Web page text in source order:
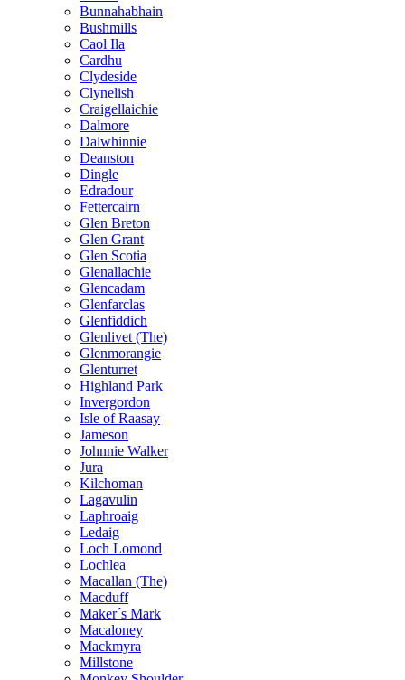
Bunnahabhain
Bushmills
Caol Ila
Cardhu
Clydeside
Clynelish
Craigellaichie
Dalmore
Dalwhinnie
Deanston
Dingle
Edradour
Fettercairn
Glen Breton
Glen Grant
Glen Scotia
Glenallachie
Glencadam
Glenfarclas
Glenfiddich
Glenlivet (The)
Glenmorangie
Glenturret
Highland Park
Invergordon
Isle of Raasay
Jameson
Johnnie Walker
Jura
Kilchoman
Lagavulin
Laphroaig
Ledaig
Loch Lomond
Lochlea
Macallan (The)
Macduff
Maker´s Mark
Macaloney
Mackmyra
Millstone